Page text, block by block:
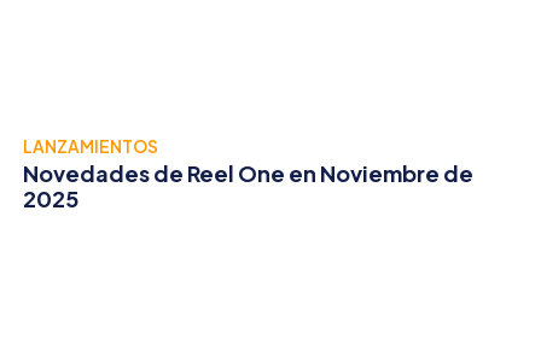
LANZAMIENTOS
Novedades de Reel One en Noviembre de
2025